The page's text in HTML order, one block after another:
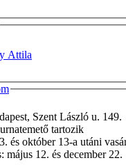
Attila
Szent László u. 149.
tartozik
13. és október 13-a utáni
Szentségimádás: május 12. és december 22.